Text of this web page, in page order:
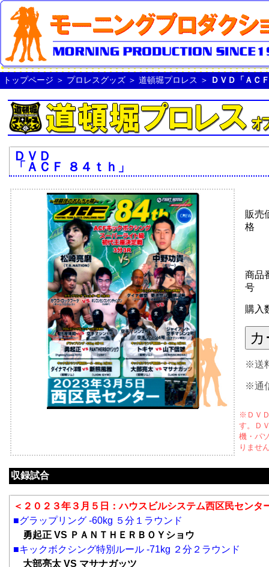
トップページ ＞ プロレスグッズ ＞ 道頓堀プロレス ＞ ＤＶＤ「ＡＣ
ＤＶＤ
「ＡＣＦ ８４ｔｈ」
販売
格
商品
号
購入
※送
※通
※ＤＶ
す。Ｄ
機・パ
りませ
収録試合
＜２０２３年３月５日：ハウスビルシステム西区民センタ
■グラップリング -60kg ５分１ラウンド
勇起正 VS ＰＡＮＴＨＥＲＢＯＹショウ
■キックボクシング特別ルール -71kg ２分２ラウンド
大部亮太 VS マサナガッツ